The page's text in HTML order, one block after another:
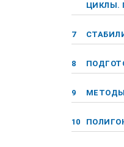
ЦИКЛЫ.
7
8
МЕТОДЫ
9
10